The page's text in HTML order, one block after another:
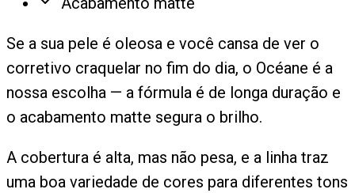
Se a sua pele é oleosa e você cansa de ver o
corretivo craquelar no fim do dia, o Océane é a
nossa escolha — a fórmula é de longa duração e
o acabamento matte segura o brilho.
A cobertura é alta, mas não pesa, e a linha traz
uma boa variedade de cores para diferentes tons